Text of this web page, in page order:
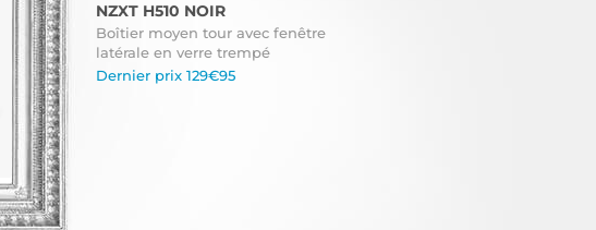
NZXT H510 NOIR
Boîtier moyen tour avec fenêtre
latérale en verre trempé
Dernier prix 129€95